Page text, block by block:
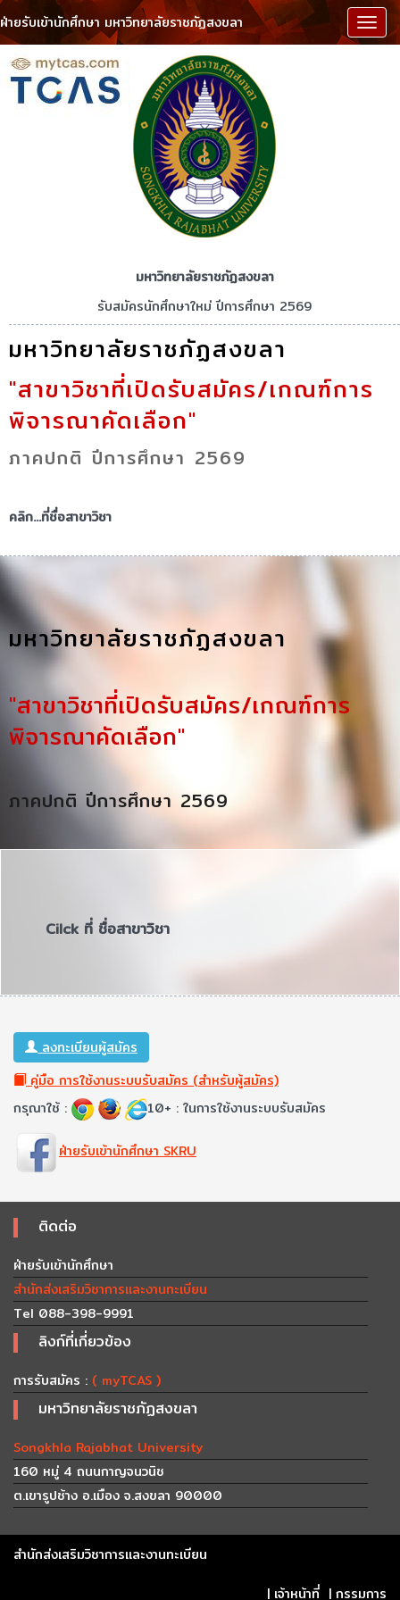
ฝ่ายรับเข้านักศึกษา มหาวิทยาลัยราชภัฏสงขลา เมนู
มหาวิทยาลัยราชภัฏสงขลา
รับสมัครนักศึกษาใหม่ ปีการศึกษา 2569
มหาวิทยาลัยราชภัฏสงขลา
"สาขาวิชาที่เปิดรับสมัคร/เกณฑ์การ
พิจารณาคัดเลือก"
ภาคปกติ ปีการศึกษา 2569
คลิก...ที่ชื่อสาขาวิชา
มหาวิทยาลัยราชภัฏสงขลา
"สาขาวิชาที่เปิดรับสมัคร/เกณฑ์การ
พิจารณาคัดเลือก"
ภาคปกติ ปีการศึกษา 2569
Cilck ที่ ชื่อสาขาวิชา
ลงทะเบียนผู้สมัคร
คู่มือ การใช้งานระบบรับสมัคร (สำหรับผู้สมัคร)
กรุณาใช้ :
10+ : ในการใช้งานระบบรับสมัคร
ฝ่ายรับเข้านักศึกษา SKRU
ติดต่อ
ฝ่ายรับเข้านักศึกษา
สำนักส่งเสริมวิชาการและงานทะเบียน
Tel 088-398-9991
ลิงก์ที่เกี่ยวข้อง
การรับสมัคร : ( myTCAS )
มหาวิทยาลัยราชภัฏสงขลา
Songkhla Rajabhat University
160 หมู่ 4 ถนนกาญจนวนิช
ต.เขารูปช้าง อ.เมือง จ.สงขลา 90000
สำนักส่งเสริมวิชาการและงานทะเบียน
| เจ้าหน้าที่ | กรรมการ